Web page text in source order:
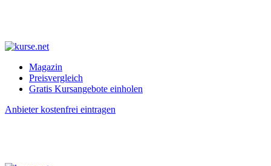
Magazin
Preisvergleich
Gratis Kursangebote einholen
Anbieter kostenfrei eintragen